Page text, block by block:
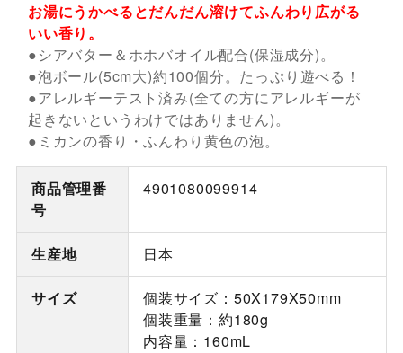
お湯にうかべるとだんだん溶けてふんわり広がる
いい香り。
●シアバター＆ホホバオイル配合(保湿成分)。
●泡ボール(5cm大)約100個分。たっぷり遊べる！
●アレルギーテスト済み(全ての方にアレルギーが
起きないというわけではありません)。
●ミカンの香り・ふんわり黄色の泡。
商品管理番
号
4901080099914
生産地 日本
サイズ
個装サイズ：50X179X50mm
個装重量：約180g
内容量：160mL